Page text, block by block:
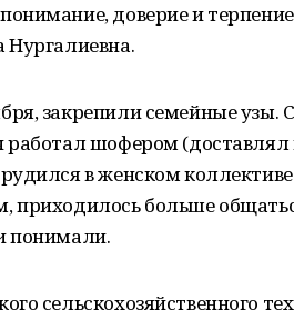
доверие и
Нургалиевна.
закрепили семейные узы.
работал шофером
в женском
приходилось больше
понимали.
сельскохозяйственного